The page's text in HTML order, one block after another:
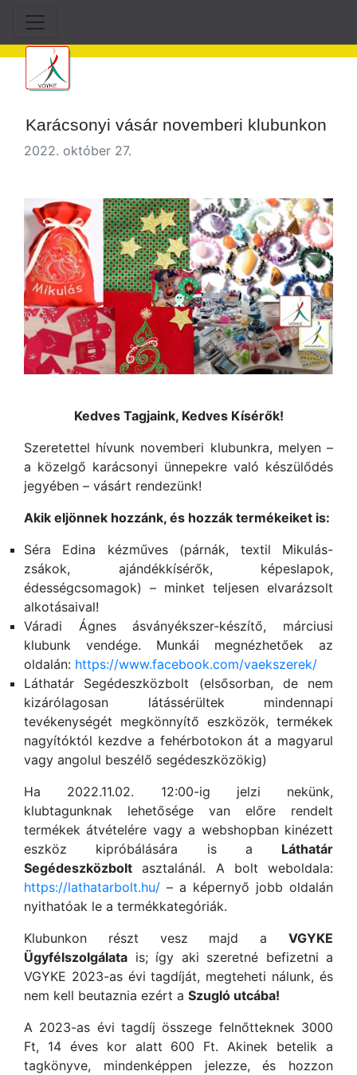
Karácsonyi vásár novemberi klubunkon
2022. október 27.
Kedves Tagjaink, Kedves Kísérők!
Szeretettel hívunk novemberi klubunkra, melyen –
a közelgő karácsonyi ünnepekre való készülődés
jegyében – vásárt rendezünk!
Akik eljönnek hozzánk, és hozzák termékeiket is:
Séra Edina kézműves (párnák, textil Mikulás-
zsákok, ajándékkísérők, képeslapok,
édességcsomagok) – minket teljesen elvarázsolt
alkotásaival!
Váradi Ágnes ásványékszer-készítő, márciusi
klubunk vendége. Munkái megnézhetőek az
oldalán: https://www.facebook.com/vaekszerek/
Láthatár Segédeszközbolt (elsősorban, de nem
kizárólagosan látássérültek mindennapi
tevékenységét megkönnyítő eszközök, termékek
nagyítóktól kezdve a fehérbotokon át a magyarul
vagy angolul beszélő segédeszközökig)
Ha 2022.11.02. 12:00-ig jelzi nekünk,
klubtagunknak lehetősége van előre rendelt
termékek átvételére vagy a webshopban kinézett
eszköz kipróbálására is a Láthatár
Segédeszközbolt asztalánál. A bolt weboldala:
https://lathatarbolt.hu/ – a képernyő jobb oldalán
nyithatóak le a termékkategóriák.
Klubunkon részt vesz majd a VGYKE
Ügyfélszolgálata is; így aki szeretné befizetni a
VGYKE 2023-as évi tagdíját, megteheti nálunk, és
nem kell beutaznia ezért a Szugló utcába!
A 2023-as évi tagdíj összege felnőtteknek 3000
Ft, 14 éves kor alatt 600 Ft. Akinek betelik a
tagkönyve, mindenképpen jelezze, és hozzon